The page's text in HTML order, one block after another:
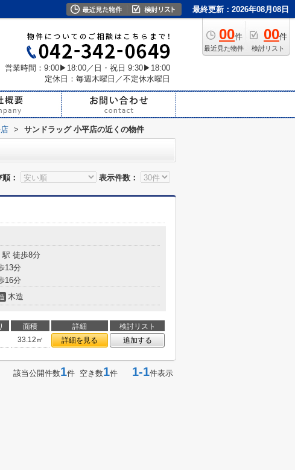
最終更新：2026年08月08日
00件
最近見た物件
00件
検討リスト
営業時間：9:00▶18:00／日・祝日 9:30▶18:00
定休日：毎週木曜日／不定休水曜日
> サンドラッグ 小平店の近くの物件
：
表示件数：
駅 徒歩8分
13分
16分
木造
面積 詳細
検討リスト
33.12㎡ 詳細を見る 追加する
該当公開件数1件 空き数1件 1-1件表示